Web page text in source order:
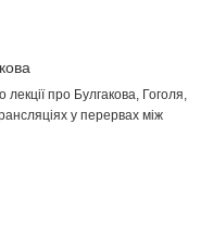
про Булгакова, Гоголя,
у перервах між